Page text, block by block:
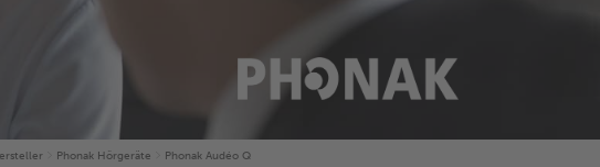
Phonak Hörgeräte Phonak Audéo Q